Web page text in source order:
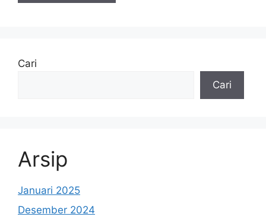
Cari
Cari
Arsip
Januari 2025
Desember 2024